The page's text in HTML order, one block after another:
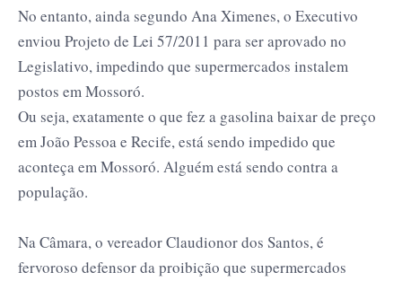
No entanto, ainda segundo Ana Ximenes, o Executivo
enviou Projeto de Lei 57/2011 para ser aprovado no
Legislativo, impedindo que supermercados instalem
postos em Mossoró.
Ou seja, exatamente o que fez a gasolina baixar de preço
em João Pessoa e Recife, está sendo impedido que
aconteça em Mossoró. Alguém está sendo contra a
população.
Na Câmara, o vereador Claudionor dos Santos, é
fervoroso defensor da proibição que supermercados